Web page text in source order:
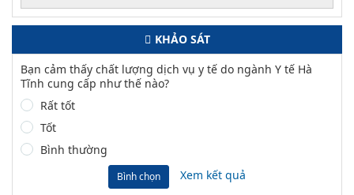
KHẢO SÁT
Bạn cảm thấy chất lượng dịch vụ y tế do ngành Y tế Hà
Tĩnh cung cấp như thế nào?
Rất tốt
Tốt
Bình thường
Bình chọn Xem kết quả